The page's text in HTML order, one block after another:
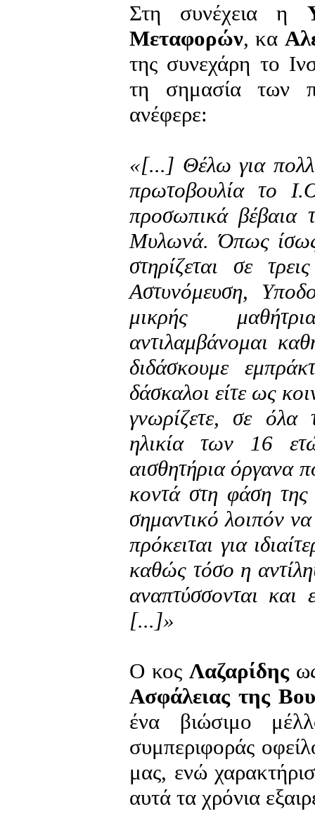
Στη συνέχεια η
Μεταφορών, κα
της συνεχάρη το
τη σημασία των
ανέφερε:
«[...] Θέλω για
πρωτοβουλία το
προσωπικά βέβαια
Μυλωνά. Όπως ίσως
στηρίζεται σε
Αστυνόμευση,
μικρής
αντιλαμβάνομαι
διδάσκουμε
δάσκαλοι είτε ως
γνωρίζετε, σε όλα
ηλικία των 16
αισθητήρια όργανα
κοντά στη φάση
σημαντικό λοιπόν
πρόκειται για
καθώς τόσο η
αναπτύσσονται και
[...]»
Ο κος Λαζαρίδης
Ασφάλειας της
ένα βιώσιμο
συμπεριφοράς
μας, ενώ
αυτά τα χρόνια